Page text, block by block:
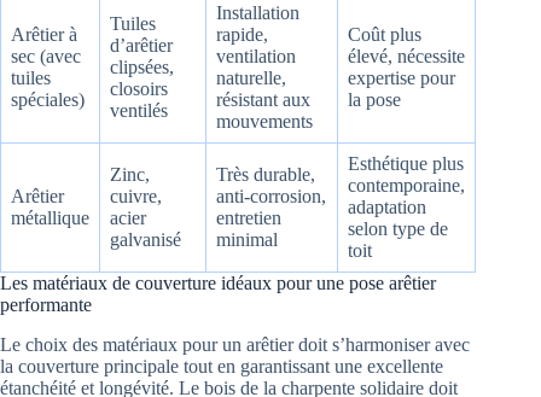
Arêtier à
sec (avec
tuiles
spéciales)
Tuiles
d’arêtier
clipsées,
closoirs
ventilés
Installation
rapide,
ventilation
naturelle,
résistant aux
mouvements
Coût plus
élevé, nécessite
expertise pour
la pose
Arêtier
métallique
Zinc,
cuivre,
acier
galvanisé
Très durable,
anti-corrosion,
entretien
minimal
Esthétique plus
contemporaine,
adaptation
selon type de
toit
Les matériaux de couverture idéaux pour une pose arêtier
performante
Le choix des matériaux pour un arêtier doit s’harmoniser avec
la couverture principale tout en garantissant une excellente
étanchéité et longévité. Le bois de la charpente solidaire doit